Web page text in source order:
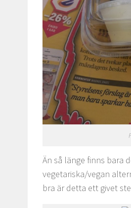
Än så länge finns bara
vegetariska/vegan
bra är detta ett givet